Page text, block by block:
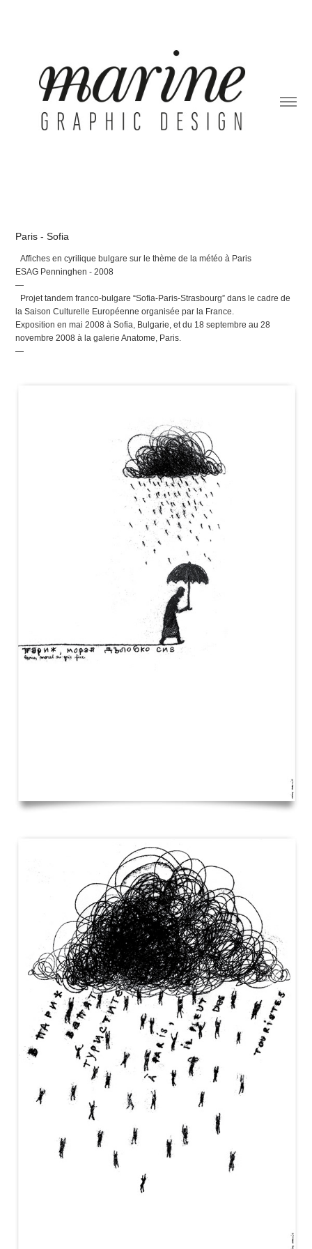
Paris - Sofia
Affiches en cyrilique bulgare sur le thème de la météo à Paris
ESAG Penninghen - 2008
—
Projet tandem franco-bulgare “Sofia-Paris-Strasbourg” dans le cadre de
la Saison Culturelle Européenne organisée par la France.
Exposition en mai 2008 à Sofia, Bulgarie, et du 18 septembre au 28
novembre 2008 à la galerie Anatome, Paris.